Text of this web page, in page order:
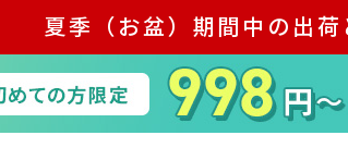
夏季（お盆）期間中の出荷